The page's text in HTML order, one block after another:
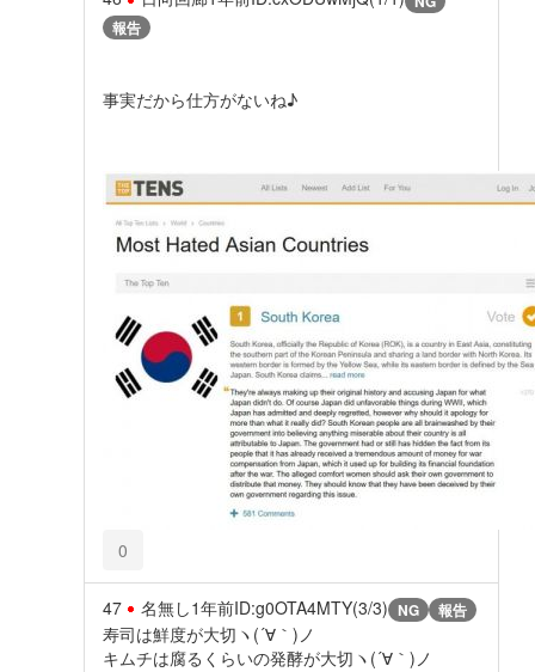
報告
事実だから仕方がないね♪
0
47 名無し1年前ID:g0OTA4MTY(3/3) NG 報告
寿司は鮮度が大切ヽ(´∀｀)ノ
キムチは腐るくらいの発酵が大切ヽ(´∀｀)ノ